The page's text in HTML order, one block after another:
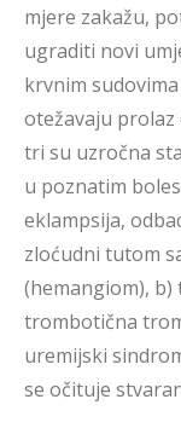
mjere zakažu,
ugraditi novi
krvnim
otežavaju
tri su uzročna
u poznatim
eklampsija,
zloćudni tutom
(hemangiom),
trombotična
uremijski
se očituje